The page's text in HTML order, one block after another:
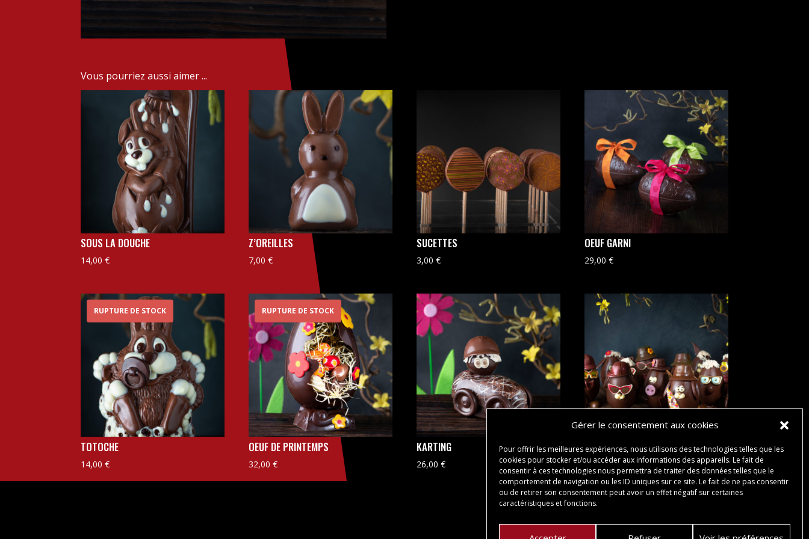
Gérer le consentement aux cookies
Pour offrir les meilleures expériences, nous utilisons des technologies telles que les
cookies pour stocker et/ou accéder aux informations des appareils. Le fait de
consentir à ces technologies nous permettra de traiter des données telles que le
comportement de navigation ou les ID uniques sur ce site. Le fait de ne pas consentir
ou de retirer son consentement peut avoir un effet négatif sur certaines
caractéristiques et fonctions.
Vous pourriez aussi aimer ...
SOUS LA DOUCHE
14,00€
Z’OREILLES
7,00€
SUCETTES
3,00€
OEUF GARNI
29,00€
RUPTURE DE STOCK
TOTOCHE
14,00€
RUPTURE DE STOCK
OEUF DE PRINTEMPS
32,00€
KARTING
26,00€
FAMILLE DES RIGOLOS
18,00€